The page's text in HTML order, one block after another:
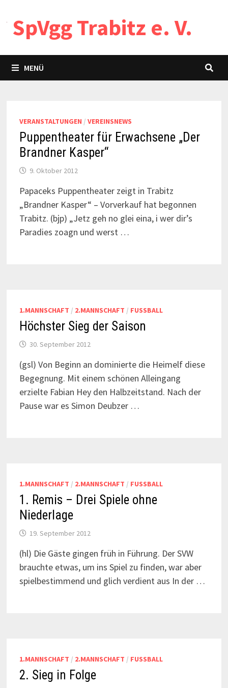
Inhalt
springen
SpVgg Trabitz e. V.
MENÜ
VERANSTALTUNGEN / VEREINSNEWS
Puppentheater für Erwachsene „Der
Brandner Kasper“
9. Oktober 2012
Papaceks Puppentheater zeigt in Trabitz
„Brandner Kasper“ – Vorverkauf hat begonnen
Trabitz. (bjp) „Jetz geh no glei eina, i wer dir’s
Paradies zoagn und werst …
1.MANNSCHAFT / 2.MANNSCHAFT / FUSSBALL
Höchster Sieg der Saison
30. September 2012
(gsl) Von Beginn an dominierte die Heimelf diese
Begegnung. Mit einem schönen Alleingang
erzielte Fabian Hey den Halbzeitstand. Nach der
Pause war es Simon Deubzer …
1.MANNSCHAFT / 2.MANNSCHAFT / FUSSBALL
1. Remis – Drei Spiele ohne
Niederlage
19. September 2012
(hl) Die Gäste gingen früh in Führung. Der SVW
brauchte etwas, um ins Spiel zu finden, war aber
spielbestimmend und glich verdient aus In der …
1.MANNSCHAFT / 2.MANNSCHAFT / FUSSBALL
2. Sieg in Folge